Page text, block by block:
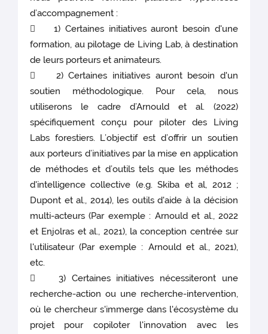
d’accompagnement :
 1) Certaines initiatives auront besoin d'une
formation, au pilotage de Living Lab, à destination
de leurs porteurs et animateurs.
 2) Certaines initiatives auront besoin d'un
soutien méthodologique. Pour cela, nous
utiliserons le cadre d’Arnould et al. (2022)
spécifiquement conçu pour piloter des Living
Labs forestiers. L’objectif est d’offrir un soutien
aux porteurs d’initiatives par la mise en application
de méthodes et d’outils tels que les méthodes
d'intelligence collective (e.g. Skiba et al, 2012 ;
Dupont et al., 2014), les outils d'aide à la décision
multi-acteurs (Par exemple : Arnould et al., 2022
et Enjolras et al., 2021), la conception centrée sur
l'utilisateur (Par exemple : Arnould et al., 2021),
etc.
 3) Certaines initiatives nécessiteront une
recherche-action ou une recherche-intervention,
où le chercheur s'immerge dans l'écosystème du
projet pour copiloter l'innovation avec les